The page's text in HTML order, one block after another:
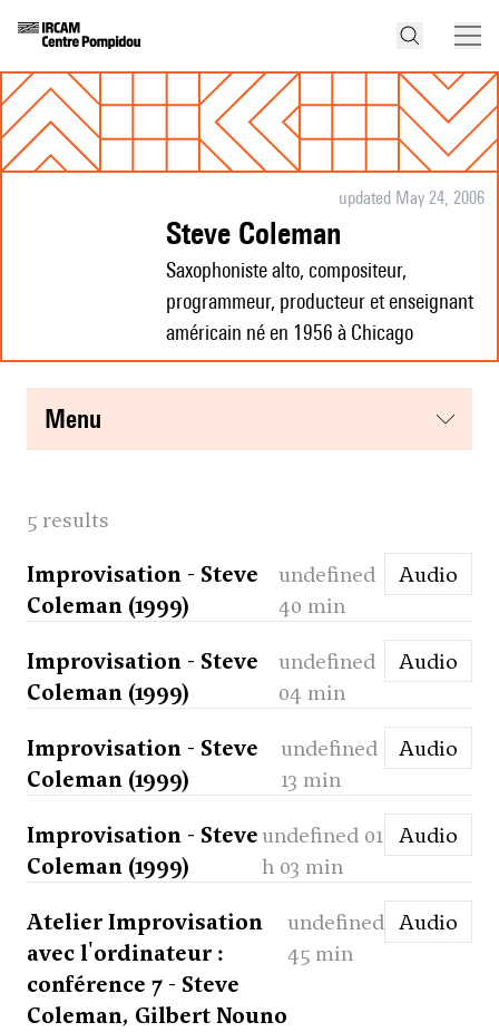
updated May 24, 2006
Steve Coleman
Saxophoniste alto, compositeur,
programmeur, producteur et enseignant
américain né en 1956 à Chicago
menu
5 results
Improvisation - Steve
Coleman (1999)
undefined
40 min
Audio
Improvisation - Steve
Coleman (1999)
undefined
04 min
Audio
Improvisation - Steve
Coleman (1999)
undefined
13 min
Audio
Improvisation - Steve
Coleman (1999)
undefined 01
h 03 min
Audio
Atelier Improvisation
avec l'ordinateur :
conférence 7 - Steve
Coleman, Gilbert Nouno
undefined
45 min
Audio